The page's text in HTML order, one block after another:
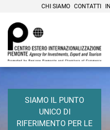
CHI SIAMO CONTATTI
Un team di
SIAMO IL PUNTO
UNICO DI
RIFERIMENTO PER LE